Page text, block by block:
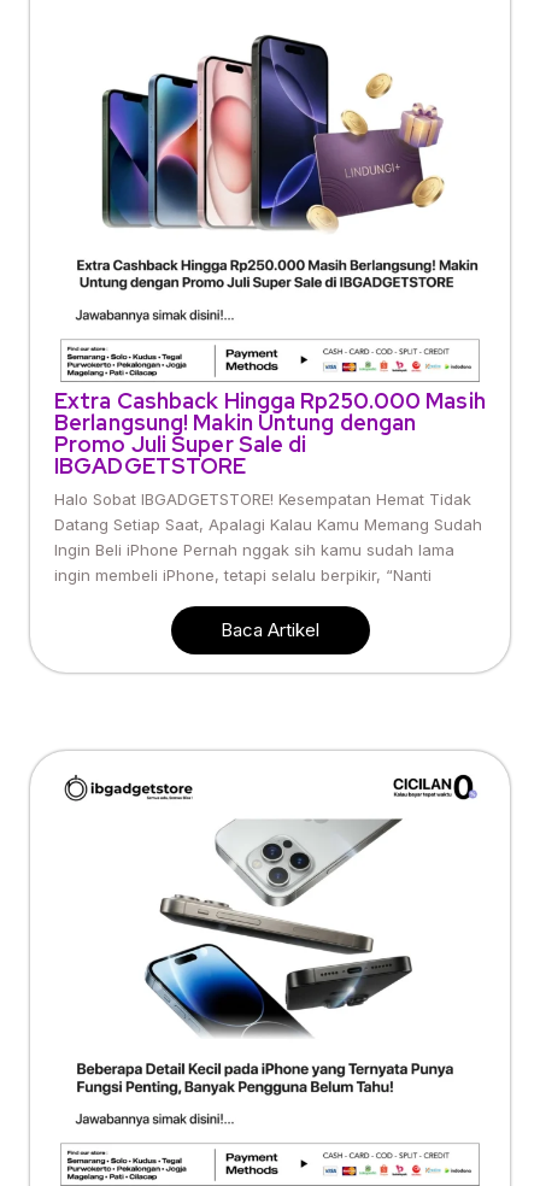
Extra Cashback Hingga Rp250.000 Masih
Berlangsung! Makin Untung dengan
Promo Juli Super Sale di
IBGADGETSTORE
Halo Sobat IBGADGETSTORE! Kesempatan Hemat Tidak
Datang Setiap Saat, Apalagi Kalau Kamu Memang Sudah
Ingin Beli iPhone Pernah nggak sih kamu sudah lama
ingin membeli iPhone, tetapi selalu berpikir, “Nanti
Baca Artikel